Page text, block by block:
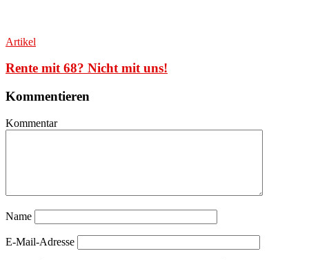
Artikel
Rente mit 68? Nicht mit uns!
Kommentieren
Kommentar
Name
E-Mail-Adresse